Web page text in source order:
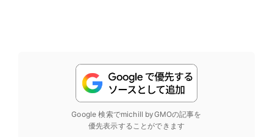
Google 検索でmichill byGMOの記事を
優先表示することができます